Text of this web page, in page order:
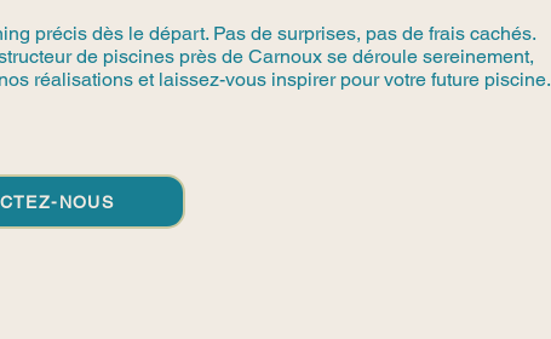
précis dès le départ. Pas de surprises, pas de frais cachés.
de piscines près de Carnoux se déroule sereinement,
réalisations et laissez-vous inspirer pour votre future piscine.
NOUS